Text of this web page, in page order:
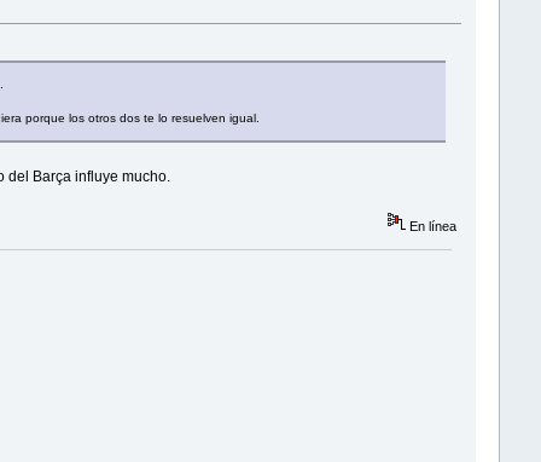
porque los otros dos te lo resuelven igual.
del Barça influye mucho.
En línea